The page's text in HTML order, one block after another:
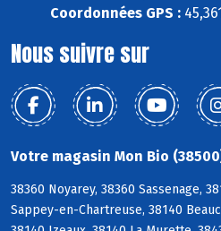
Coordonnées GPS :
Nous suivre sur
Votre magasin Mon Bio
38360 Noyarey, 38360 Sassenage,
Sappey-en-Chartreuse, 38140